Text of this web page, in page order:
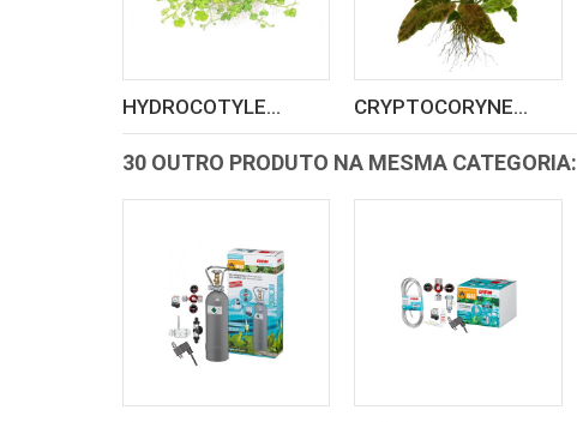
HYDROCOTYLE... CRYPTOCORYNE...
30 OUTRO PRODUTO NA MESMA CATEGORIA: